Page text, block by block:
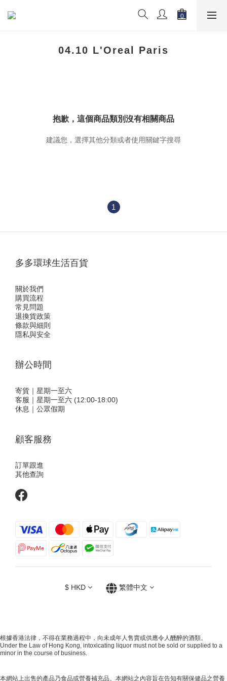
04.10 L'Oreal Paris
抱歉，這個商品類別沒有相關商品
建議您，選擇其他分類或者使用關鍵字搜尋
1
多多環球生活百貨
關於我們
購買流程
常見問題
退換貨政策
條款與細則
隱私與安全
辦公時間
寄貨｜星期一至六
客服｜星期一至六 (12:00-18:00)
休息｜公眾假期
顧客服務
訂單跟進
其他查詢
$ HKD 繁體中文
根據香港法律，不得在業務過程中，向未成年人售賣或供應令人醺醉的酒類。
Under the Law of Hong Kong, intoxicating liquor must not be sold or supplied to a
minor in the course of business.
本網站上出售的產品乃食品或營養補充品。本網站之內容旨在告知有關保健品之營養